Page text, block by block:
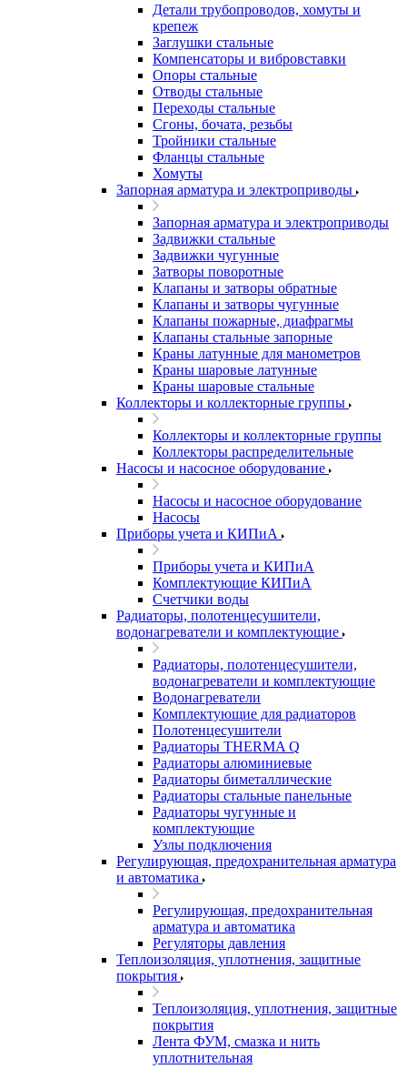
Детали трубопроводов, хомуты и
крепеж
Заглушки стальные
Компенсаторы и вибровставки
Опоры стальные
Отводы стальные
Переходы стальные
Сгоны, бочата, резьбы
Тройники стальные
Фланцы стальные
Хомуты
Запорная арматура и электроприводы
Запорная арматура и электроприводы
Задвижки стальные
Задвижки чугунные
Затворы поворотные
Клапаны и затворы обратные
Клапаны и затворы чугунные
Клапаны пожарные, диафрагмы
Клапаны стальные запорные
Краны латунные для манометров
Краны шаровые латунные
Краны шаровые стальные
Коллекторы и коллекторные группы
Коллекторы и коллекторные группы
Коллекторы распределительные
Насосы и насосное оборудование
Насосы и насосное оборудование
Насосы
Приборы учета и КИПиА
Приборы учета и КИПиА
Комплектующие КИПиА
Счетчики воды
Радиаторы, полотенцесушители,
водонагреватели и комплектующие
Радиаторы, полотенцесушители,
водонагреватели и комплектующие
Водонагреватели
Комплектующие для радиаторов
Полотенцесушители
Радиаторы THERMA Q
Радиаторы алюминиевые
Радиаторы биметаллические
Радиаторы стальные панельные
Радиаторы чугунные и
комплектующие
Узлы подключения
Регулирующая, предохранительная арматура
и автоматика
Регулирующая, предохранительная
арматура и автоматика
Регуляторы давления
Теплоизоляция, уплотнения, защитные
покрытия
Теплоизоляция, уплотнения, защитные
покрытия
Лента ФУМ, смазка и нить
уплотнительная